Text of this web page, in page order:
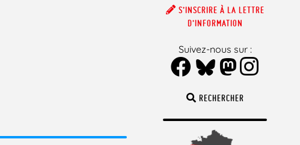
RECHERCHER
S’INSCRIRE À LA LETTRE
D’INFORMATION
Suivez-nous sur :